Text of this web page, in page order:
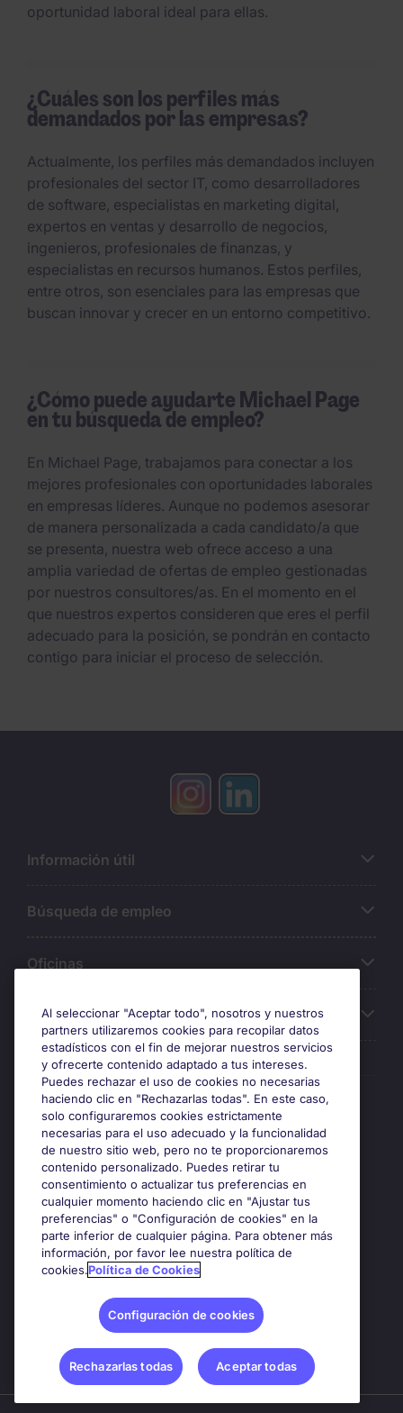
oportunidad laboral ideal para ellas.
¿Cuáles son los perfiles más
demandados por las empresas?
Actualmente, los perfiles más demandados incluyen
profesionales del sector IT, como desarrolladores
de software, especialistas en marketing digital,
expertos en ventas y desarrollo de negocios,
ingenieros, profesionales de finanzas, y
especialistas en recursos humanos. Estos perfiles,
entre otros, son esenciales para las empresas que
buscan innovar y crecer en un entorno competitivo.
¿Cómo puede ayudarte Michael Page
en tu búsqueda de empleo?
En Michael Page, trabajamos para conectar a los
mejores profesionales con oportunidades laborales
en empresas líderes. Aunque no podemos asesorar
de manera personalizada a cada candidato/a que
se presenta, nuestra web ofrece acceso a una
amplia variedad de ofertas de empleo gestionadas
por nuestros consultores/as. En el momento en el
que nuestros expertos consideren que eres el perfil
adecuado para la posición, se pondrán en contacto
contigo para iniciar el proceso de selección.
Información útil
Búsqueda de empleo
Oficinas
Sobre Michael Page
Premios y certificaciones
4.8
Al seleccionar "Aceptar todo", nosotros y nuestros
partners utilizaremos cookies para recopilar datos
estadísticos con el fin de mejorar nuestros servicios
y ofrecerte contenido adaptado a tus intereses.
Puedes rechazar el uso de cookies no necesarias
haciendo clic en "Rechazarlas todas". En este caso,
solo configuraremos cookies estrictamente
necesarias para el uso adecuado y la funcionalidad
de nuestro sitio web, pero no te proporcionaremos
contenido personalizado. Puedes retirar tu
consentimiento o actualizar tus preferencias en
cualquier momento haciendo clic en "Ajustar tus
preferencias" o "Configuración de cookies" en la
parte inferior de cualquier página. Para obtener más
información, por favor lee nuestra política de
cookies.Política de Cookies
Configuración de cookies
Rechazarlas todas Aceptar todas